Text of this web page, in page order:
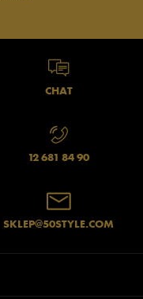
CHAT
12 681 84 90
SKLEP@50STYLE.COM